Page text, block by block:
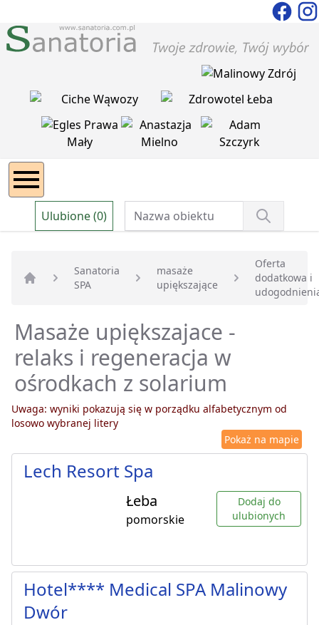
Ulubione (0)
Strona główna
Sanatoria
SPA
masaże
upiększające
Oferta
dodatkowa i
Masaże upiększajace -
relaks i regeneracja w
ośrodkach z solarium
Uwaga: wyniki pokazują się w porządku alfabetycznym od
losowo wybranej litery
Pokaż na mapie
Lech Resort Spa
Łeba
pomorskie
Dodaj do
ulubionych
Hotel**** Medical SPA Malinowy
Dwór